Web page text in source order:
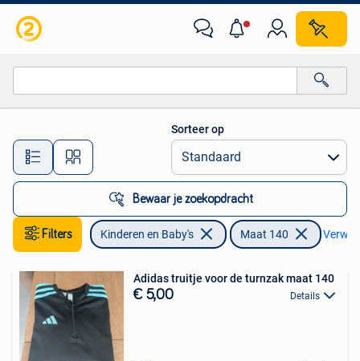
Alle afstanden…
Sorteer op
Bewaar je zoekopdracht
Filters Kinderen en Baby's Maat 140
Adidas truitje voor de turnzak maat 140
€ 5,00 Details